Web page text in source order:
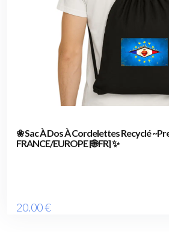
❀ Sac À Dos À Cordelettes Recyclé
FRANCE/EUROPE [🌐 FR] ✨
20.00€